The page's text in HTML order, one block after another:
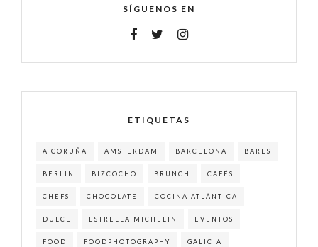
SÍGUENOS EN
ETIQUETAS
A CORUÑA AMSTERDAM BARCELONA BARES
BERLIN BIZCOCHO BRUNCH CAFÉS
CHEFS CHOCOLATE COCINA ATLÁNTICA
DULCE ESTRELLA MICHELIN EVENTOS
FOOD FOODPHOTOGRAPHY GALICIA